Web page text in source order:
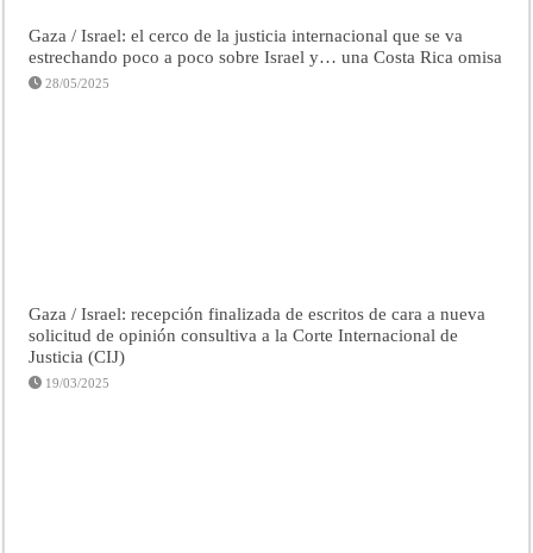
Gaza / Israel: el cerco de la justicia internacional que se va
estrechando poco a poco sobre Israel y… una Costa Rica omisa
28/05/2025
Gaza / Israel: recepción finalizada de escritos de cara a nueva
solicitud de opinión consultiva a la Corte Internacional de
Justicia (CIJ)
19/03/2025